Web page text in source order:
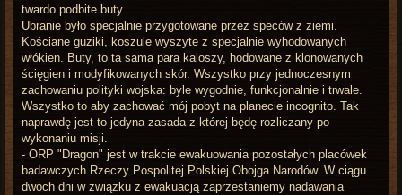
twardo podbite buty.
Ubranie było specjalnie przygotowane przez speców z ziemi.
Kościane guziki, koszule wyszyte z specjalnie wyhodowanych
włókien. Buty, to ta sama para kaloszy, hodowane z klonowanych
ścięgien i modyfikowanych skór. Wszystko przy jednoczesnym
zachowaniu polityki wojska: byle wygodnie, funkcjonalnie i trwale.
Wszystko to aby zachować mój pobyt na planecie incognito. Tak
naprawdę jest to jedyna zasada z której będę rozliczany po
wykonaniu misji.
- ORP "Dragon" jest w trakcie ewakuowania pozostałych placówek
badawczych Rzeczy Pospolitej Polskiej Obojga Narodów. W ciągu
dwóch dni w związku z ewakuacją zaprzestaniemy nadawania